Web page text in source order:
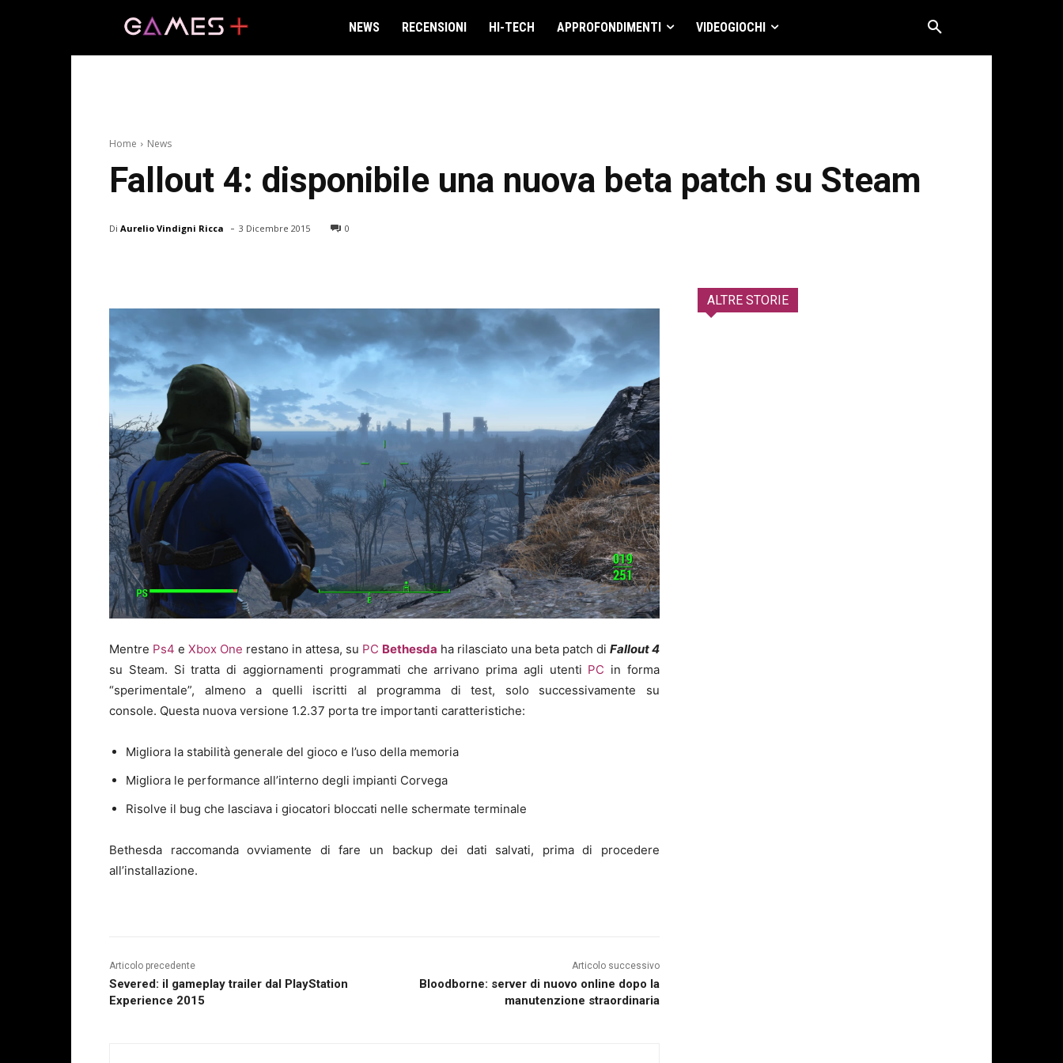
NEWS RECENSIONI HI-TECH APPROFONDIMENTI VIDEOGIOCHI
Home News
Fallout 4: disponibile una nuova beta patch su Steam
Di Aurelio Vindigni Ricca - 3 Dicembre 2015 0
Mentre Ps4 e Xbox One restano in attesa, su PC Bethesda ha rilasciato una beta patch di Fallout 4
su Steam. Si tratta di aggiornamenti programmati che arrivano prima agli utenti PC in forma
“sperimentale”, almeno a quelli iscritti al programma di test, solo successivamente su
console. Questa nuova versione 1.2.37 porta tre importanti caratteristiche:
Migliora la stabilità generale del gioco e l’uso della memoria
Migliora le performance all’interno degli impianti Corvega
Risolve il bug che lasciava i giocatori bloccati nelle schermate terminale
Bethesda raccomanda ovviamente di fare un backup dei dati salvati, prima di procedere
all’installazione.
Articolo precedente
Severed: il gameplay trailer dal PlayStation
Experience 2015
Articolo successivo
Bloodborne: server di nuovo online dopo la
manutenzione straordinaria
ALTRE STORIE